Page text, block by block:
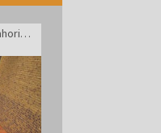
Hotel Termag Jahorina - Wellness odmor na Jahorini udvoje